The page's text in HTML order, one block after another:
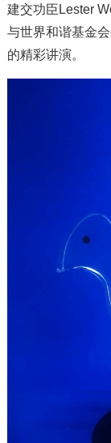
建交功臣Lester
与世界和谐基金
的精彩讲演。